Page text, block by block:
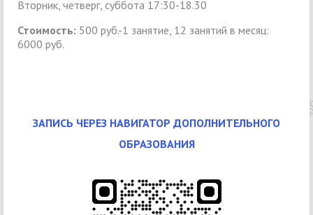
Вторник, четверг, суббота 17:30-18.30
Стоимость: 500 руб.-1 занятие, 12 занятий в месяц:
6000 руб.
ЗАПИСЬ ЧЕРЕЗ НАВИГАТОР ДОПОЛНИТЕЛЬНОГО
ОБРАЗОВАНИЯ